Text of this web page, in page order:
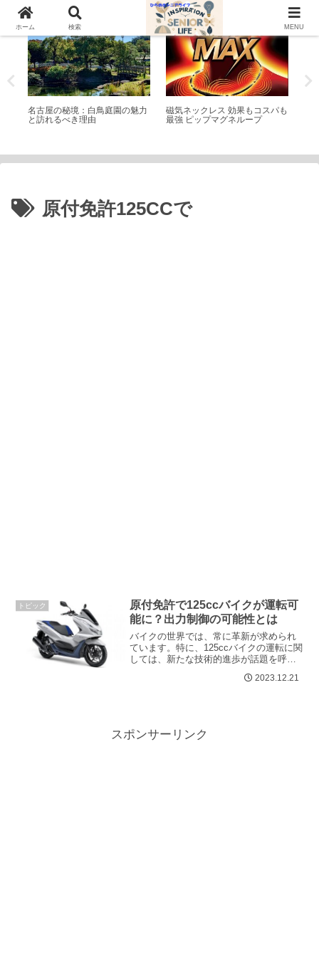
庭園(日本・外国)
名古屋の秘境：白鳥庭園の魅力
と訪れるべき理由
シニアライフ
磁気ネックレス 効果もコスパも
最強 ピップマグネループ
原付免許125CCで
トピック
原付免許で125ccバイクが運転可
能に？出力制御の可能性とは
バイクの世界では、常に革新が求められ
ています。特に、125ccバイクの運転に関
しては、新たな技術的進歩が話題を呼ん
多くの人々が原付免許だけで12...2023.12.21
スポンサーリンク
ホーム 検索 MENU